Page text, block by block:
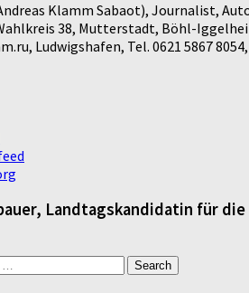
Klamm Sabaot), Journalist,
38, Mutterstadt, Böhl-
Ludwigshafen, Tel. 0621 5867
Landtagskandidatin für